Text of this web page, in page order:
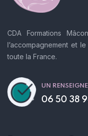
CDA Formations
l’accompagnement et
toute la France.
UN
06 50 38